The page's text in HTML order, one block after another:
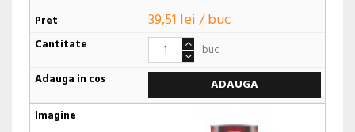
39,51 lei / buc
buc
ADAUGA